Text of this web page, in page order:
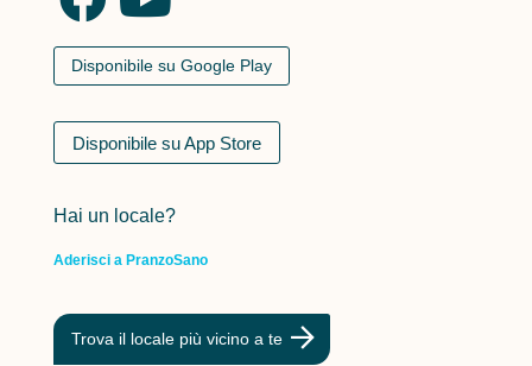
Disponibile su Google Play
Disponibile su App Store
Hai un locale?
Aderisci a PranzoSano
Trova il locale più vicino a te